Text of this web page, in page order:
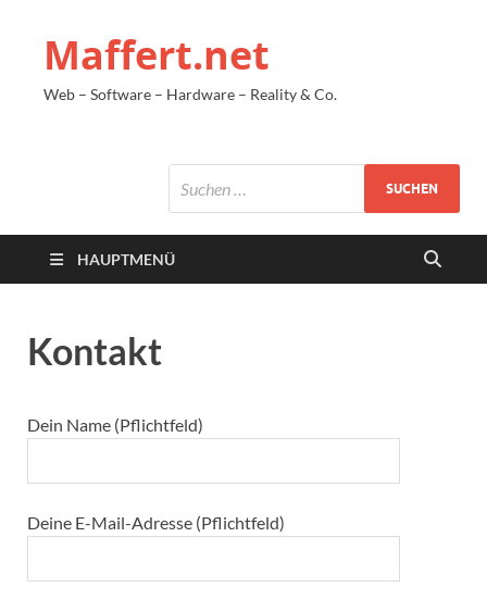
Maffert.net
Web – Software – Hardware – Reality & Co.
HAUPTMENÜ
Kontakt
Dein Name (Pflichtfeld)
Deine E-Mail-Adresse (Pflichtfeld)